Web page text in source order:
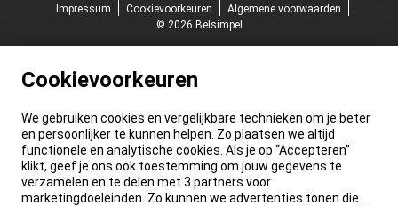
Impressum
Cookievoorkeuren
Algemene voorwaarden
© 2026 Belsimpel
Cookievoorkeuren
We gebruiken cookies en vergelijkbare technieken om je beter
en persoonlijker te kunnen helpen. Zo plaatsen we altijd
functionele en analytische cookies. Als je op “Accepteren”
klikt, geef je ons ook toestemming om jouw gegevens te
verzamelen en te delen met 3 partners voor
marketingdoeleinden. Zo kunnen we advertenties tonen die